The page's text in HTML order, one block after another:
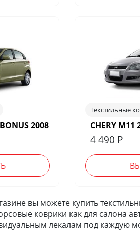
2008
Текстильные
CHERY М11
4 490 Р
вы можете купить
коврики как для салона
лекалам под каждую